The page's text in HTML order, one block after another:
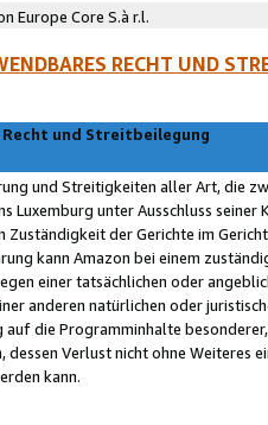
Europe Core S.à r.l.
RECHT UND
Recht und Streitbeilegung
und Streitigkeiten aller Art, die
Luxemburg unter Ausschluss
Zuständigkeit der Gerichte im
kann Amazon bei einem
einer tatsächlichen oder
anderen natürlichen oder
auf die Programminhalte
dessen Verlust nicht ohne Weiteres
kann.